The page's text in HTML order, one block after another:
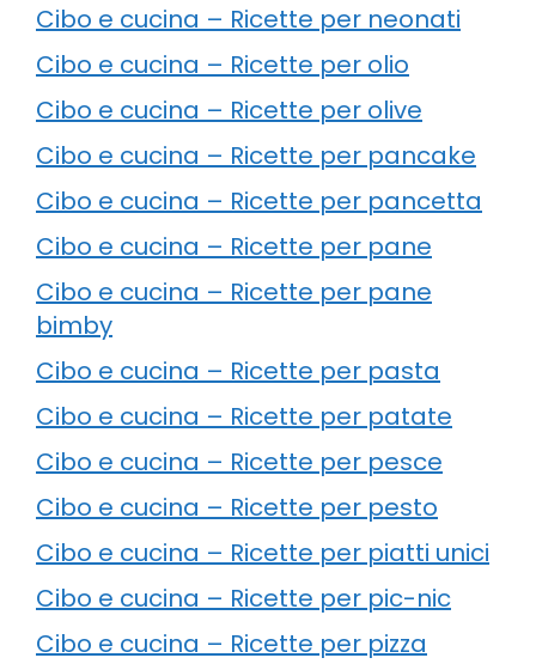
Cibo e cucina – Ricette per neonati
Cibo e cucina – Ricette per olio
Cibo e cucina – Ricette per olive
Cibo e cucina – Ricette per pancake
Cibo e cucina – Ricette per pancetta
Cibo e cucina – Ricette per pane
Cibo e cucina – Ricette per pane
bimby
Cibo e cucina – Ricette per pasta
Cibo e cucina – Ricette per patate
Cibo e cucina – Ricette per pesce
Cibo e cucina – Ricette per pesto
Cibo e cucina – Ricette per piatti unici
Cibo e cucina – Ricette per pic-nic
Cibo e cucina – Ricette per pizza